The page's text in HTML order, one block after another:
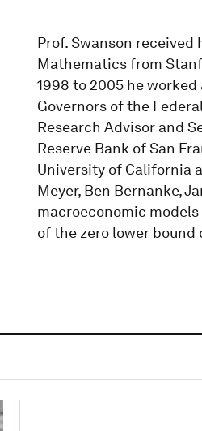
Prof. Swanson received
Mathematics from
1998 to 2005 he
Governors of the
Research Advisor and
Reserve Bank of San
University of California
Meyer, Ben Bernanke,
macroeconomic
of the zero lower